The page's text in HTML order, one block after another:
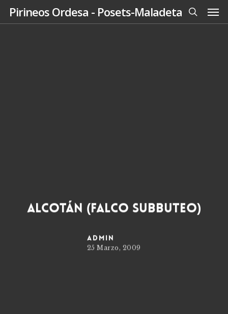
SkipPirineos Ordesa - Posets-Maladeta
search
Alcotán (Falco subbuteo)
admin
25 Marzo, 2009